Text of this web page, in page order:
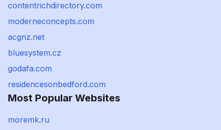
contentrichdirectory.com
moderneconcepts.com
acgnz.net
bluesystem.cz
godafa.com
residencesonbedford.com
Most Popular Websites
moremk.ru